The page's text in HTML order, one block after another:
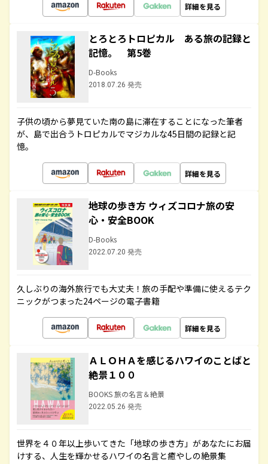
詳細を見る
とろとろトロピカル ある旅の記録と
記憶。 第5巻
D-Books
2018.07.26 発売
子供の頃から夢見ていた南の島に滞在することになった筆者
が、島で出合うトロピカルでマジカルな45日間の記録と記
憶。
詳細を見る
地球の歩き方 ウィズコロナ旅の安
心・安全BOOK
D-Books
2022.07.20 発売
久しぶりの海外旅行でも大丈夫！旅の手配や準備に使えるテク
ニックがつまった24ページの電子書籍
詳細を見る
ＡＬＯＨＡを感じるハワイのことばと
絶景１００
BOOKS 旅の名言＆絶景
2022.05.26 発売
世界を４０年以上歩いてきた「地球の歩き方」があなたにお届
けする、人生を輝かせるハワイの名言と癒やしの絶景集